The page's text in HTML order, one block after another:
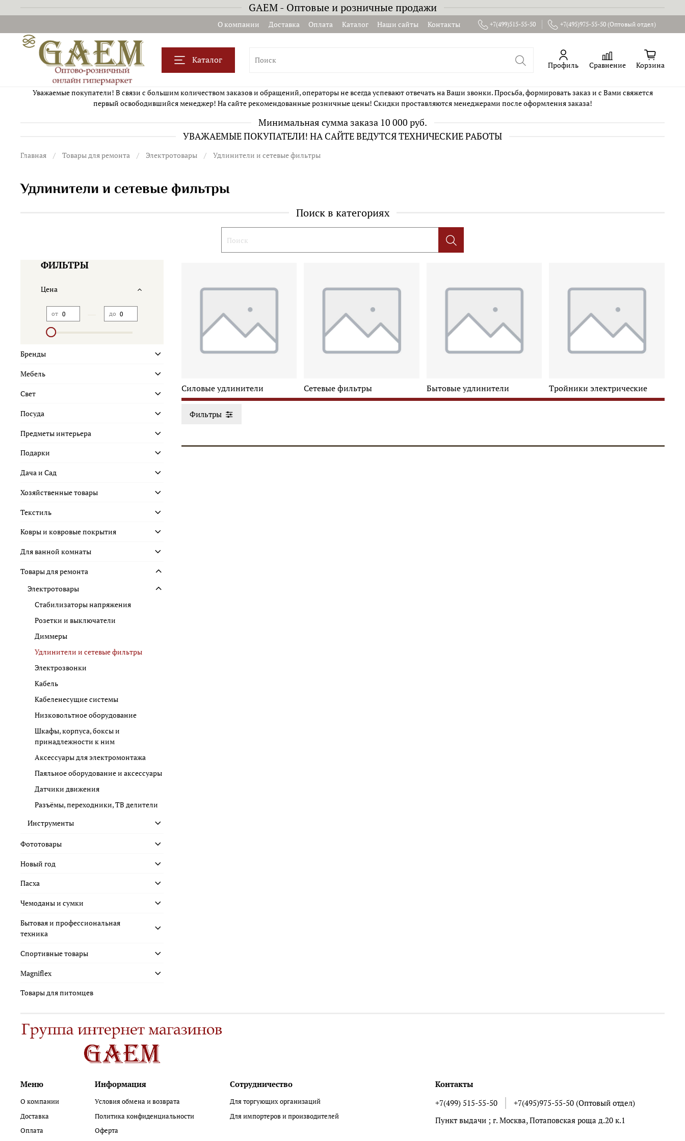
GAEM - Оптовые и розничные продажи
О компании Доставка Оплата Каталог Наши сайты Контакты +7(499)515-55-50 +7(495)975-55-50 (Оптовый отдел)
Каталог Профиль Сравнение Корзина
Уважаемые покупатели! В связи с большим количеством заказов и обращений, операторы не всегда успевают отвечать на Ваши звонки. Просьба, формировать заказ и с Вами свяжется
первый освободившийся менеджер! На сайте рекомендованные розничные цены! Скидки проставляются менеджерами после оформления заказа!
Минимальная сумма заказа 10 000 руб.
УВАЖАЕМЫЕ ПОКУПАТЕЛИ! НА САЙТЕ ВЕДУТСЯ ТЕХНИЧЕСКИЕ РАБОТЫ
Главная Товары для ремонта Электротовары Удлинители и сетевые фильтры
Удлинители и сетевые фильтры
Поиск в категориях
Силовые удлинители Сетевые фильтры Бытовые удлинители Тройники электрические
Фильтры
ФИЛЬТРЫ
Цена
от до
Бренды
Мебель
Свет
Посуда
Предметы интерьера
Подарки
Дача и Сад
Хозяйственные товары
Текстиль
Ковры и ковровые покрытия
Для ванной комнаты
Товары для ремонта
Электротовары
Стабилизаторы напряжения
Розетки и выключатели
Диммеры
Удлинители и сетевые фильтры
Электрозвонки
Кабель
Кабеленесущие системы
Низковольтное оборудование
Шкафы, корпуса, боксы и
принадлежности к ним
Аксессуары для электромонтажа
Паяльное оборудование и аксессуары
Датчики движения
Разъёмы, переходники, ТВ делители
Инструменты
Фототовары
Новый год
Пасха
Чемоданы и сумки
Бытовая и профессиональная
техника
Спортивные товары
Magniflex
Товары для питомцев
Меню
О компании
Доставка
Оплата
Информация
Условия обмена и возврата
Политика конфиденциальности
Оферта
Сотрудничество
Для торгующих организаций
Для импортеров и производителей
Контакты
+7(499) 515-55-50
+7(495)975-55-50 (Оптовый отдел)
Пункт выдачи ; г. Москва, Потаповская роща д.20 к.1